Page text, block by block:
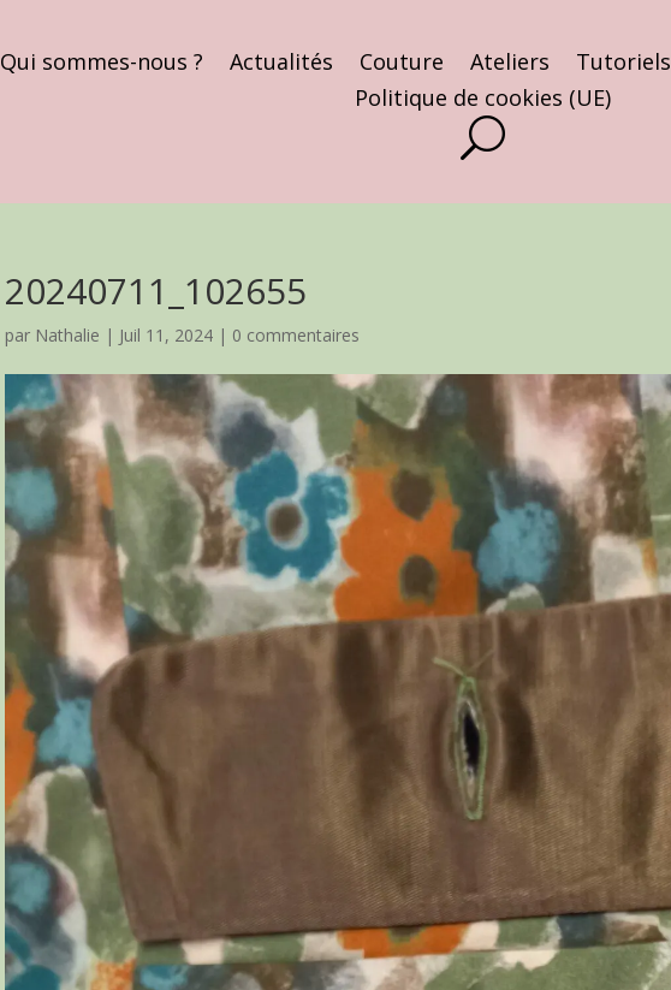
Qui sommes-nous ? Actualités Couture Ateliers Tutoriels
Politique de cookies (UE)
20240711_102655
par Nathalie | Juil 11, 2024| 0 commentaires